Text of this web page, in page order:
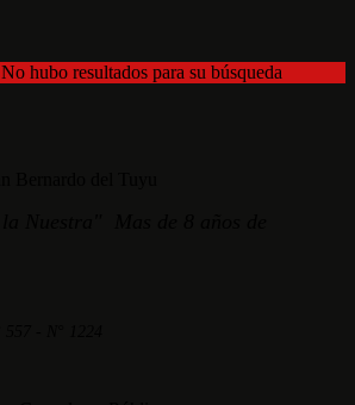
No hubo resultados para su búsqueda